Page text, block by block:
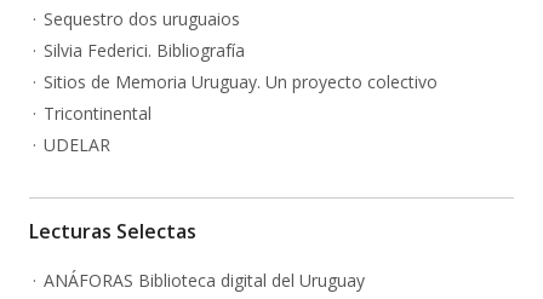
Sequestro dos uruguaios
Silvia Federici. Bibliografía
Sitios de Memoria Uruguay. Un proyecto colectivo
Tricontinental
UDELAR
Lecturas Selectas
ANÁFORAS Biblioteca digital del Uruguay